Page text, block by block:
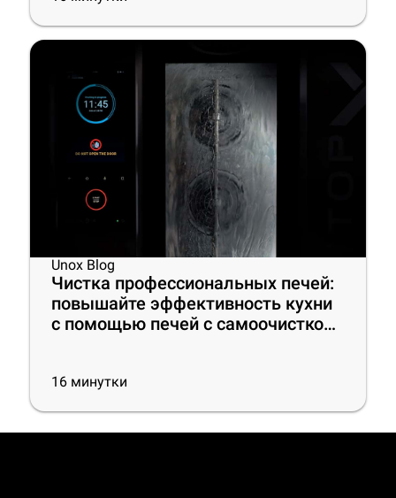
Unox Blog
Чистка профессиональных печей:
повышайте эффективность кухни
с помощью печей с самоочисткой,
16 минутки